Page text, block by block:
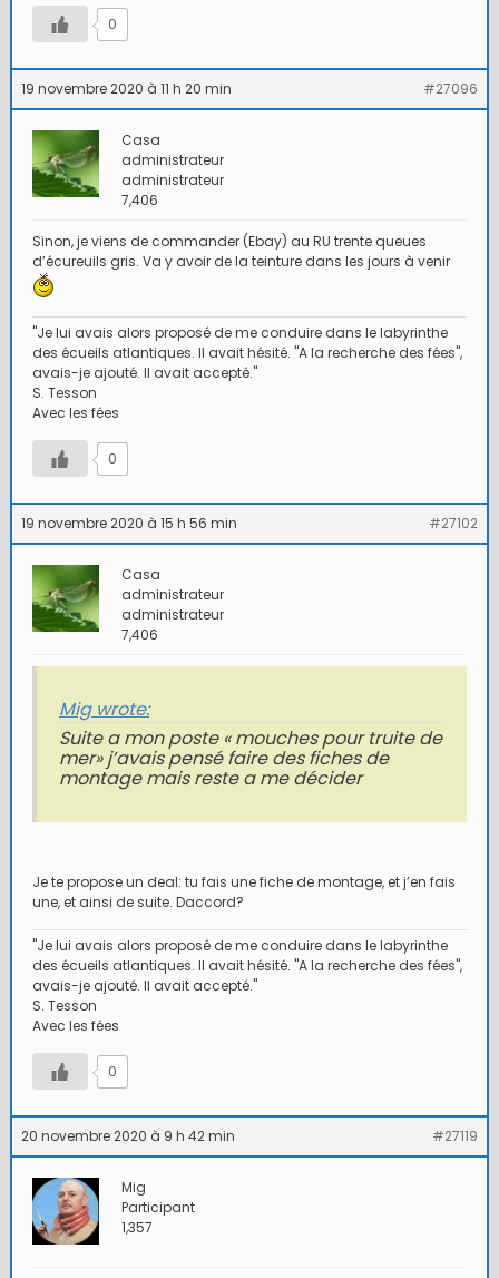
0
19 novembre 2020 à 11 h 20 min #27096
Casa
administrateur
administrateur
7,406
Sinon, je viens de commander (Ebay) au RU trente queues
d’écureuils gris. Va y avoir de la teinture dans les jours à venir
"Je lui avais alors proposé de me conduire dans le labyrinthe
des écueils atlantiques. Il avait hésité. "A la recherche des fées",
avais-je ajouté. Il avait accepté."
S. Tesson
Avec les fées
0
19 novembre 2020 à 15 h 56 min #27102
Casa
administrateur
administrateur
7,406
Mig wrote:
Suite a mon poste « mouches pour truite de
mer» j’avais pensé faire des fiches de
montage mais reste a me décider
Je te propose un deal: tu fais une fiche de montage, et j’en fais
une, et ainsi de suite. Daccord?
"Je lui avais alors proposé de me conduire dans le labyrinthe
des écueils atlantiques. Il avait hésité. "A la recherche des fées",
avais-je ajouté. Il avait accepté."
S. Tesson
Avec les fées
0
20 novembre 2020 à 9 h 42 min #27119
Mig
Participant
1,357